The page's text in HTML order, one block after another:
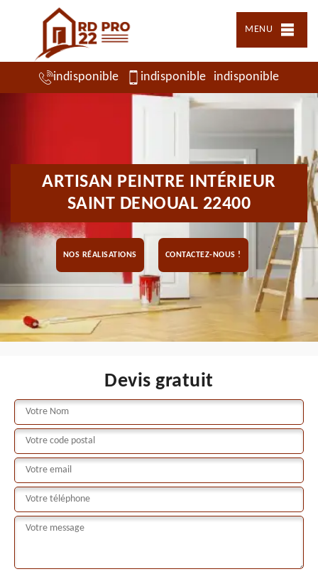
MENU
indisponible indisponible indisponible
ARTISAN PEINTRE INTÉRIEUR
SAINT DENOUAL 22400
NOS RÉALISATIONS CONTACTEZ-NOUS !
Devis gratuit